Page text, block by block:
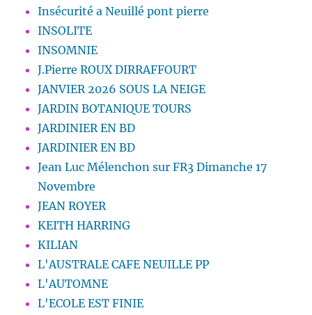
Insécurité a Neuillé pont pierre
INSOLITE
INSOMNIE
J.Pierre ROUX DIRRAFFOURT
JANVIER 2026 SOUS LA NEIGE
JARDIN BOTANIQUE TOURS
JARDINIER EN BD
JARDINIER EN BD
Jean Luc Mélenchon sur FR3 Dimanche 17
Novembre
JEAN ROYER
KEITH HARRING
KILIAN
L'AUSTRALE CAFE NEUILLE PP
L'AUTOMNE
L'ECOLE EST FINIE